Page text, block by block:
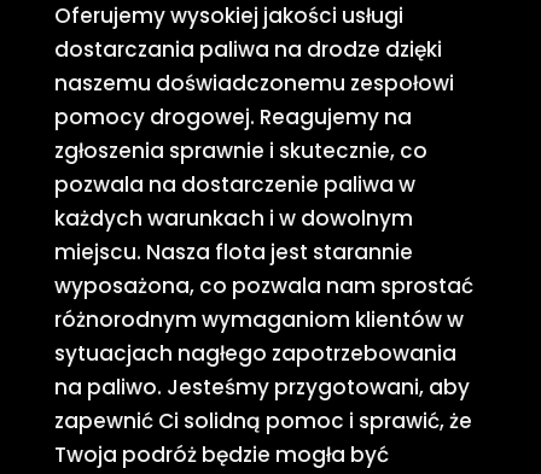
Oferujemy wysokiej jakości usługi
dostarczania paliwa na drodze dzięki
naszemu doświadczonemu zespołowi
pomocy drogowej. Reagujemy na
zgłoszenia sprawnie i skutecznie, co
pozwala na dostarczenie paliwa w
każdych warunkach i w dowolnym
miejscu. Nasza flota jest starannie
wyposażona, co pozwala nam sprostać
różnorodnym wymaganiom klientów w
sytuacjach nagłego zapotrzebowania
na paliwo. Jesteśmy przygotowani, aby
zapewnić Ci solidną pomoc i sprawić, że
Twoja podróż będzie mogła być